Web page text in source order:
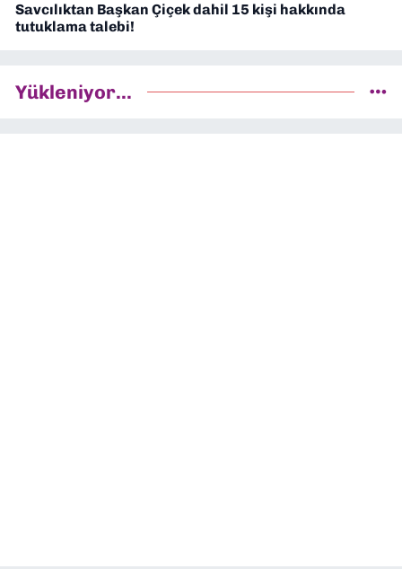
Savcılıktan Başkan Çiçek dahil 15 kişi hakkında
tutuklama talebi!
Yükleniyor...